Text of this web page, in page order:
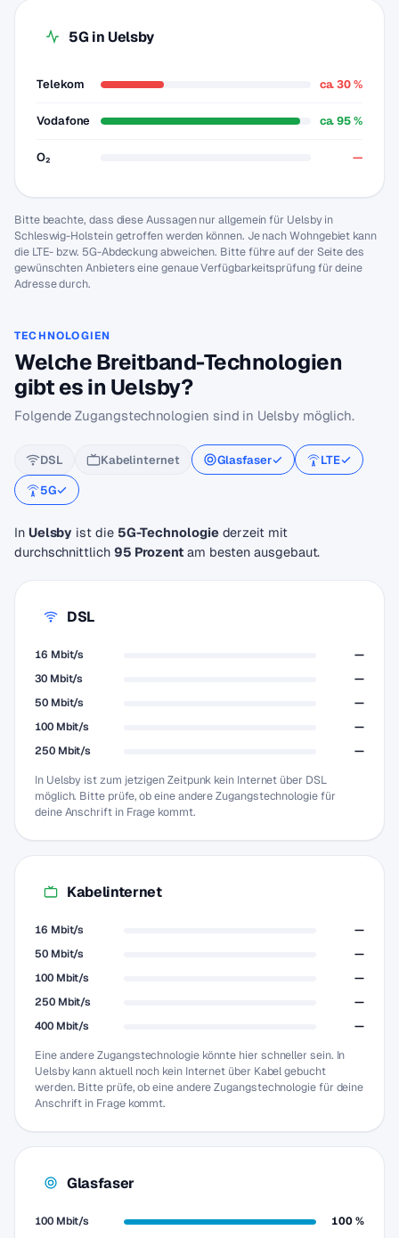
5G in Uelsby
Telekom ca. 30 %
Vodafone ca. 95 %
O₂ —
Bitte beachte, dass diese Aussagen nur allgemein für Uelsby in
Schleswig-Holstein getroffen werden können. Je nach Wohngebiet kann
die LTE- bzw. 5G-Abdeckung abweichen. Bitte führe auf der Seite des
gewünschten Anbieters eine genaue Verfügbarkeitsprüfung für deine
Adresse durch.
TECHNOLOGIEN
Welche Breitband-Technologien
gibt es in Uelsby?
Folgende Zugangstechnologien sind in Uelsby möglich.
DSL Kabelinternet Glasfaser
LTE
5G
In Uelsby ist die 5G-Technologiederzeit mit
durchschnittlich 95 Prozentam besten ausgebaut.
DSL
16 Mbit/s
—
30 Mbit/s
—
50 Mbit/s
—
100 Mbit/s
—
250 Mbit/s
—
In Uelsby ist zum jetzigen Zeitpunk kein Internet über DSL
möglich. Bitte prüfe, ob eine andere Zugangstechnologie für
deine Anschrift in Frage kommt.
Kabelinternet
16 Mbit/s
—
50 Mbit/s
—
100 Mbit/s
—
250 Mbit/s
—
400 Mbit/s
—
Eine andere Zugangstechnologie könnte hier schneller sein. In
Uelsby kann aktuell noch kein Internet über Kabel gebucht
werden. Bitte prüfe, ob eine andere Zugangstechnologie für deine
Anschrift in Frage kommt.
Glasfaser
100 Mbit/s 100 %